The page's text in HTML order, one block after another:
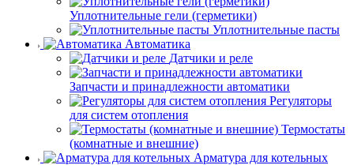
Уплотнительные гели (герметики)
Уплотнительные пасты
Автоматика
Датчики и реле
Запчасти и принадлежности автоматики
Регуляторы
для систем отопления
Термостаты
(комнатные и внешние)
Арматура для котельных